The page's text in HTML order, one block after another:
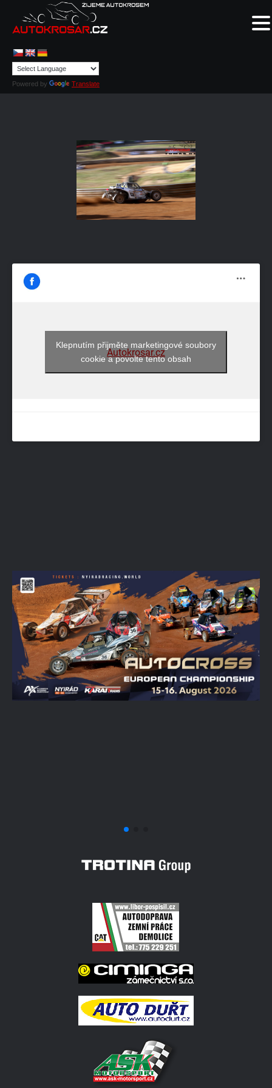
Powered by Translate
Autokrosar.cz
Klepnutím přijměte marketingové soubory
cookie a povolte tento obsah